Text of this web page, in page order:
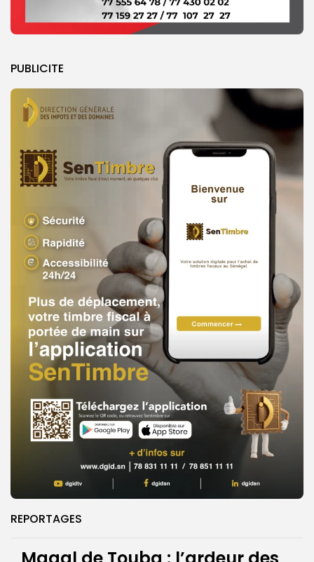
PUBLICITE
REPORTAGES